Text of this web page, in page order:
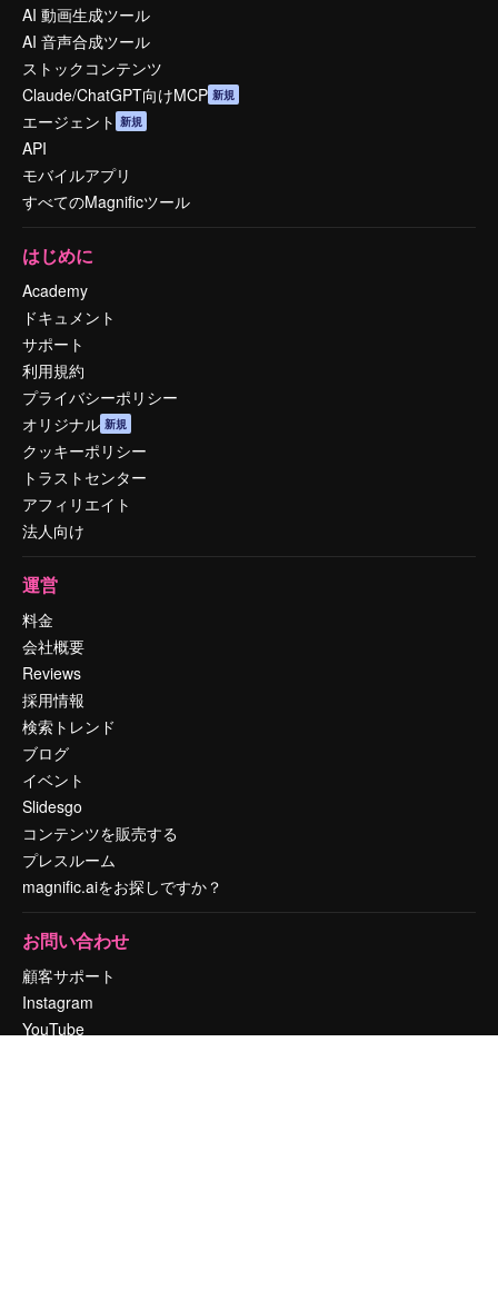
AI 動画生成ツール
AI 音声合成ツール
ストックコンテンツ
Claude/ChatGPT向けMCP 新規
エージェント 新規
API
モバイルアプリ
すべてのMagnificツール
はじめに
Academy
ドキュメント
サポート
利用規約
プライバシーポリシー
オリジナル 新規
クッキーポリシー
トラストセンター
アフィリエイト
法人向け
運営
料金
会社概要
Reviews
採用情報
検索トレンド
ブログ
イベント
Slidesgo
コンテンツを販売する
プレスルーム
magnific.aiをお探しですか？
お問い合わせ
顧客サポート
Instagram
YouTube